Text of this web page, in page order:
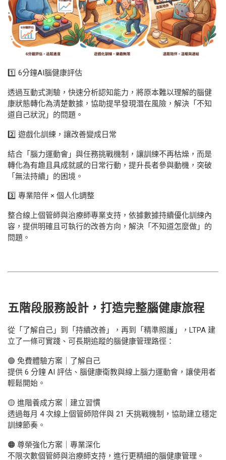
1️⃣ 6分鐘AI腦健康評估
透過互動式測驗，快速分析認知能力，將原本難以理解的腦健
康狀態轉化為清楚數據，協助提早發現潛在風險，解決「不知
道自己狀況」的問題。
2️⃣ 遊戲化訓練，讓改善變成日常
結合「腦力運動會」與任務挑戰機制，讓訓練不再枯燥，而是
轉化為有趣且具成就感的日常行動，提升長者參與動機，突破
「無法持續」的困境。
3️⃣ 專業陪伴 × 個人化調整
整合線上個管師與治療師專業支持，依據數據持續優化訓練內
容，提供明確且可執行的改善方向，解決「不知道怎麼做」的
問題。
五階段服務設計，打造完整腦健康旅程
從「了解自己」到「持續改善」，再到「精準照護」，LTPA 建
立了一條可實踐、可長期追蹤的腦健康管理路徑：
🟢 免費體驗方案｜了解自己
提供 6 分鐘 AI 評估、腦健康衛教與線上腦力運動會，讓使用者
輕鬆開始。
🟡 進階養成方案｜建立習慣
透過每月 4 次線上個管師陪伴與 21 天挑戰機制，協助建立穩定
訓練節奏。
🟠 尊榮強化方案｜專業深化
不限次數個管師與治療師支持，進行更精細的腦健康管理。